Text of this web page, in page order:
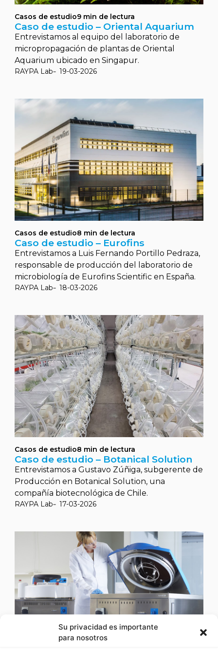
Su privacidad es importante
para nosotros
Casos de estudio9 min de lectura
Caso de estudio – Oriental Aquarium
Entrevistamos al equipo del laboratorio de
micropropagación de plantas de Oriental
Aquarium ubicado en Singapur.
RAYPA Lab 19-03-2026
Casos de estudio8 min de lectura
Caso de estudio – Eurofins
Entrevistamos a Luis Fernando Portillo Pedraza,
responsable de producción del laboratorio de
microbiología de Eurofins Scientific en España.
RAYPA Lab 18-03-2026
Casos de estudio8 min de lectura
Caso de estudio – Botanical Solution
Entrevistamos a Gustavo Zúñiga, subgerente de
Producción en Botanical Solution, una
compañía biotecnológica de Chile.
RAYPA Lab 17-03-2026